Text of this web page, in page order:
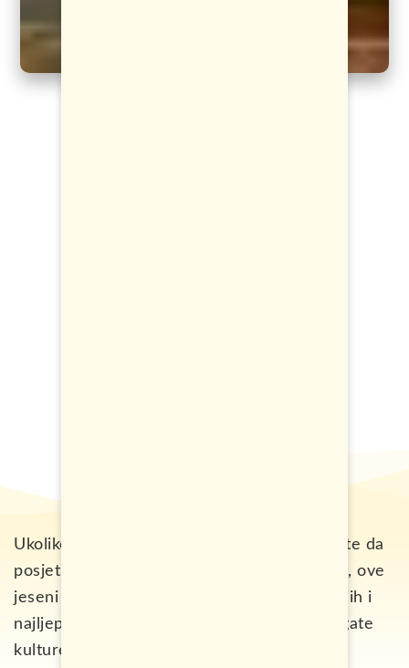
Ukoliko tražite jednu istinsku avanturu i želite da
posjetite mjesto u koje mali broj ljudi putuje, ove
jeseni vodimo vas u Liban, jednu od najmanjih i
najljepših zemalja Bliskog istoka. Zemlju bogate
kulture i istorije koja predstavlja spoj